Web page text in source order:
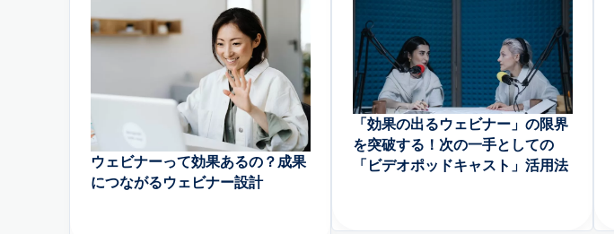
ウェビナーって効果あるの？成果
につながるウェビナー設計
「効果の出るウェビナー」の限界
を突破する！次の一手としての
「ビデオポッドキャスト」活用法